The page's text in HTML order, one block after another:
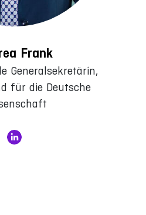
Frank
Generalsekretärin,
für die Deutsche